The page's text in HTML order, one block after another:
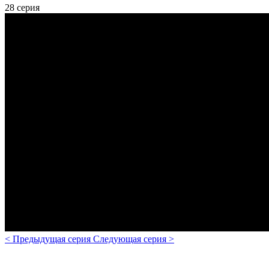
28 серия
< Предыдущая серия Следующая серия >